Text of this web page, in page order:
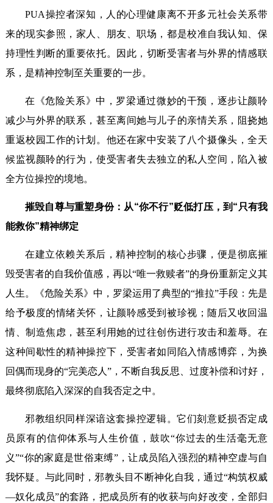
PUA操控者深知，人的心理健康离不开多元社会关系带
来的现实参照，家人、朋友、职场，都是校准自我认知、保
持理性判断的重要依托。因此，切断受害者与外界的情感联
系，是精神控制至关重要的一步。
在《危险关系》中，罗梁通过微妙的干预，逐步让颜聆
减少与外界的联系，甚至离间她与儿子的亲情关系，阻挠她
重返校园工作的计划。他还在家中安装了八个摄像头，全天
候监视颜聆的行为，使受害者失去独立的私人空间，陷入被
全方位操控的境地。
摧毁自尊与重塑身份：从“你不行”贬低打压，到“只有我
能救你”精神绑定
在建立依赖关系后，精神控制的核心步骤，便是彻底摧
毁受害者的自我价值感，再以“唯一救赎者”的身份重新定义其
人生。《危险关系》中，罗梁运用了典型的“推拉”手段：先是
给予极度的情绪关怀，让颜聆感受到被珍视；随后又收回温
情、制造焦虑，甚至利用她的过往创伤进行攻击和羞辱。在
这种间歇性的精神操控下，受害者如同陷入情感博弈，为换
回偶而现身的“完美恋人”，不断自我反思、过度补偿和讨好，
最终彻底陷入深深的自我否定之中。
邪教组织同样深谙这套操控逻辑。它们刻意贬损否定成
员原有的信仰体系与人生价值，鼓吹“你过去的生活毫无意
义”“你的家庭是世俗束缚”，让成员陷入强烈的精神空虚与自
我怀疑。与此同时，邪教头目不断神化自我，通过“构筑权威
—奴化成员”的套路，把成员所有的收获与向好改变，全部归